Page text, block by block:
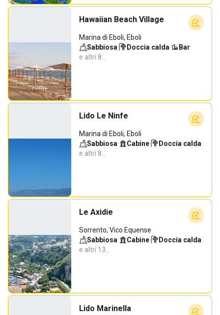
Hawaiian Beach Village
Marina di Eboli, Eboli
Sabbiosa· Doccia calda· Bar·
e altri 8…
Lido Le Ninfe
Marina di Eboli, Eboli
Sabbiosa· Cabine· Doccia calda·
e altri 8…
Le Axidie
Sorrento, Vico Equense
Sabbiosa· Cabine· Doccia calda·
e altri 13…
Lido Marinella